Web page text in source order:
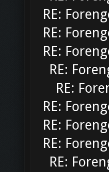
RE:
RE:
RE:
RE:
RE:
RE:
RE:
RE:
RE: